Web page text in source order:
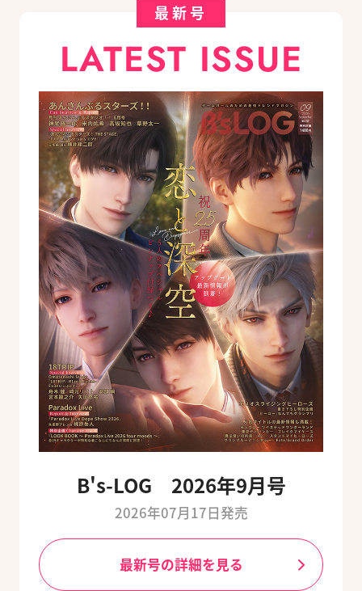
最新号
LATEST ISSUE
B's-LOG 2026年9月号
2026年07月17日発売
最新号の詳細を見る